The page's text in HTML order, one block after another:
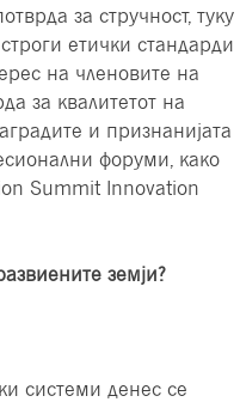
за стручност, туку
етички стандарди
на членовите на
за квалитетот на
и признанијата
форуми, како
Summit Innovation
земји?
системи денес се